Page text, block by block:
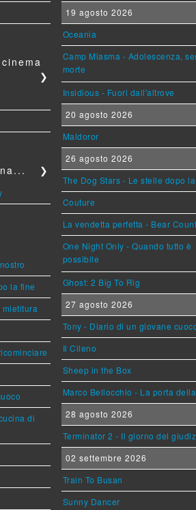
❯
❯
la fine
di
19 agosto 2026
Oceania
Camp Miasma - Adolescenza,
morte
Insidious - Fuori dall'altrove
20 agosto 2026
Maldoror
26 agosto 2026
The Dog Stars - Le stelle dopo
Couture
La vendetta perfetta - Bear
One Night Only - Quando tutto è
possibile
Ghost: 2 Big To Rig
27 agosto 2026
Tony - Diario di un giovane
Il Cileno
Sheep in the Box
Marco Bellocchio - La porta
28 agosto 2026
Terminator 2 - Il giorno del
02 settembre 2026
Train To Busan
Sunny Dancer